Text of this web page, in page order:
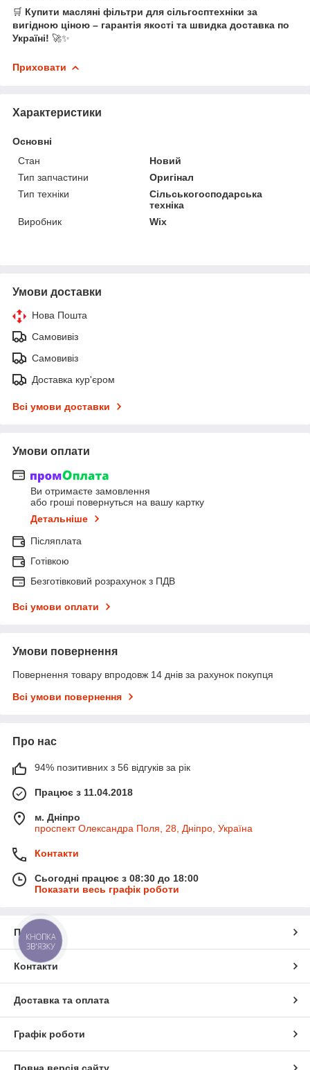
🛒 Купити масляні фільтри для сільгосптехніки за
вигідною ціною – гарантія якості та швидка доставка по
Україні! 🚀✨
Приховати
Характеристики
Основні
Стан
Новий
Тип запчастини
Оригінал
Тип техніки
Сільськогосподарська
техніка
Виробник
Wix
Умови доставки
Нова Пошта
Самовивіз
Самовивіз
Доставка кур'єром
Всі умови доставки
Умови оплати
Ви отримаєте замовлення
або гроші повернуться на вашу картку
Детальніше
Післяплата
Готівкою
Безготівковий розрахунок з ПДВ
Всі умови оплати
Умови повернення
Повернення товару впродовж 14 днів за рахунок покупця
Всі умови повернення
Про нас
94% позитивних з 56 відгуків за рік
Працює з 11.04.2018
м. Дніпро
проспект Олександра Поля, 28, Дніпро, Україна
Контакти
Сьогодні працює з 08:30 до 18:00
Показати весь графік роботи
Про нас
Контакти
Доставка та оплата
Графік роботи
КНОПКА
ЗВ'ЯЗКУ